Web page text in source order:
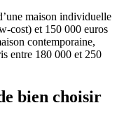
maison individuelle
cost) et 150 000 euros
contemporaine,
entre 180 000 et 250
bien choisir